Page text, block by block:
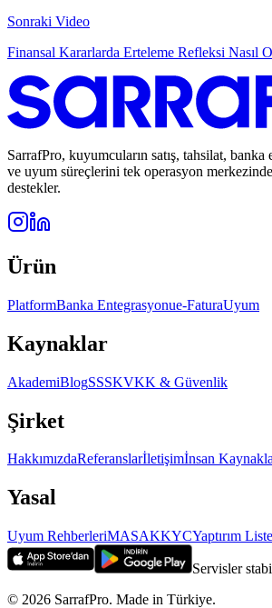
Sonraki Video
Finansal Kararlarda Erteleme Refleksi Nasıl
SarrafPro, kuyumcuların satış, tahsilat, banka
ve uyum süreçlerini tek operasyon
destekler.
Ürün
PlatformBanka Entegrasyonue-FaturaUyum
Kaynaklar
AkademiBlogSSSKVKK & Güvenlik
Şirket
HakkımızdaReferanslarİletişimİnsan
Yasal
Uyum RehberleriMASAKKYCYaptırım
Servisler
© 2026 SarrafPro. Made in Türkiye.